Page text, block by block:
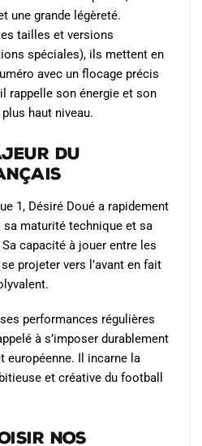
une grande légèreté.
tailles et versions
spéciales), ils mettent en
avec un flocage précis
rappelle son énergie et son
haut niveau.
du
1, Désiré Doué a rapidement
sa maturité technique et sa
capacité à jouer entre les
projeter vers l’avant en fait
performances régulières
à s’imposer durablement
européenne. Il incarne la
et créative du football
nos